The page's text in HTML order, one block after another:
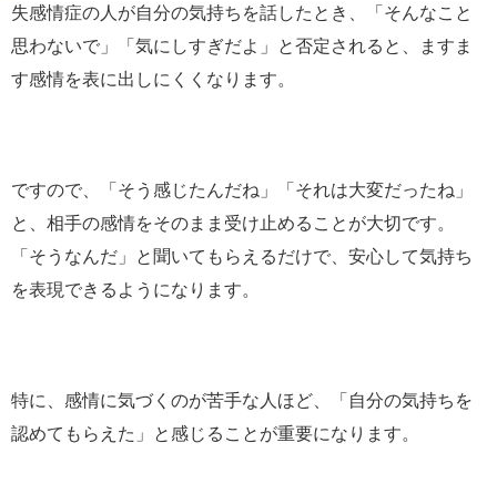
失感情症の人が自分の気持ちを話したとき、「そんなこと
思わないで」「気にしすぎだよ」と否定されると、ますま
す感情を表に出しにくくなります。
ですので、「そう感じたんだね」「それは大変だったね」
と、相手の感情をそのまま受け止めることが大切です。
「そうなんだ」と聞いてもらえるだけで、安心して気持ち
を表現できるようになります。
特に、感情に気づくのが苦手な人ほど、「自分の気持ちを
認めてもらえた」と感じることが重要になります。